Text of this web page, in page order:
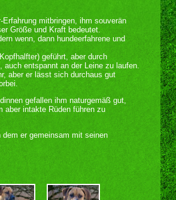
mitbringen, ihm souverän
Größe und Kraft bedeutet.
wenn, dann hundeerfahrene und
geführt, aber durch
entspannt an der Leine zu laufen.
aber er lässt sich durchaus gut
gefallen ihm naturgemäß gut,
aber intakte Rüden führen zu
er gemeinsam mit seinen